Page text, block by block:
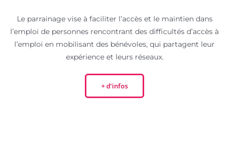
Le parrainage vise à faciliter l’accès et le maintien dans
l’emploi de personnes rencontrant des difficultés d’accès à
l’emploi en mobilisant des bénévoles, qui partagent leur
expérience et leurs réseaux.
+ d’infos